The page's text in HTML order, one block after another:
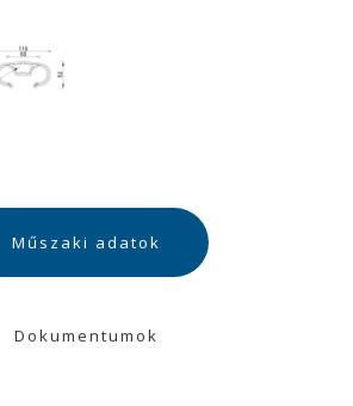
Műszaki adatok
Dokumentumok